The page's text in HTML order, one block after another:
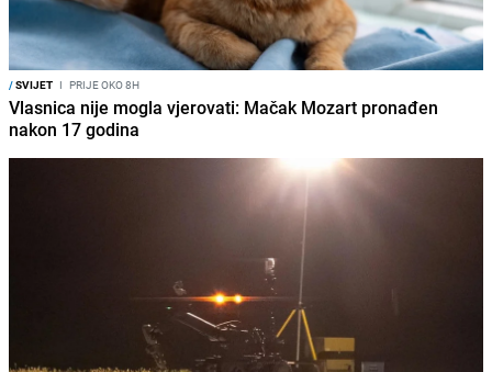
/SVIJET I PRIJE OKO 8H
Vlasnica nije mogla vjerovati: Mačak Mozart pronađen
nakon 17 godina